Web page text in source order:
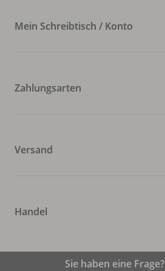
Mein Schreibtisch / Konto
Zahlungsarten
Versand
Handel
Sie haben eine Frage?